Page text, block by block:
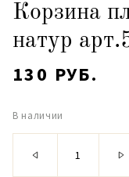
Корзина
натур
130 РУБ.
В наличии